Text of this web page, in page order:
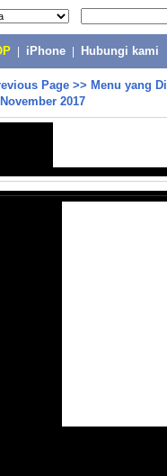
iPhone Hubungi kami
Page >> Menu yang
2017